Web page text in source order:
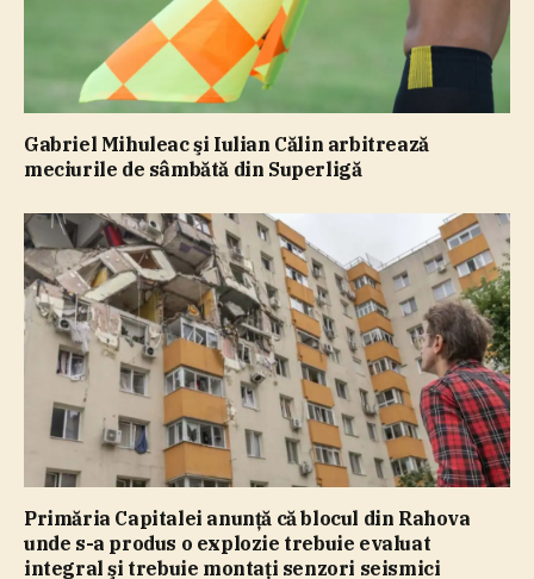
Gabriel Mihuleac şi Iulian Călin arbitrează
meciurile de sâmbătă din Superligă
Primăria Capitalei anunţă că blocul din Rahova
unde s-a produs o explozie trebuie evaluat
integral şi trebuie montaţi senzori seismici